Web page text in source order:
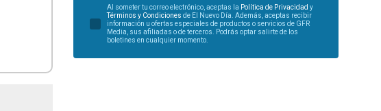
Al someter tu correo electrónico, aceptas la Política de Privacidad y
Términos y Condiciones de El Nuevo Día. Además, aceptas recibir
información u ofertas especiales de productos o servicios de GFR
Media, sus afiliadas o de terceros. Podrás optar salirte de los
boletines en cualquier momento.